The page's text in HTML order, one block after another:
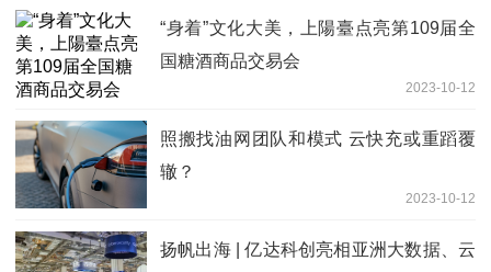
“身着”文化大美，上陽臺点亮第109届全
国糖酒商品交易会
2023-10-12
照搬找油网团队和模式 云快充或重蹈覆
辙？
2023-10-12
扬帆出海 | 亿达科创亮相亚洲大数据、云